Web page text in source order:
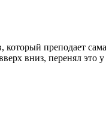
преподает
вниз, перенял